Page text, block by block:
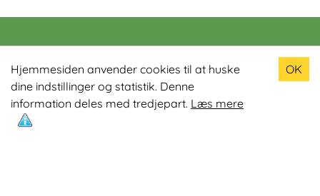
Hjemmesiden anvender cookies til at huske
dine indstillinger og statistik. Denne
information deles med tredjepart. Læs mere
OK
Populære produkter
Odin R900 Romaskine
Odin S900 Spinningcykel